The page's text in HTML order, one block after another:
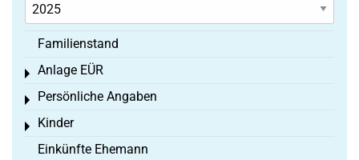
Familienstand
Anlage EÜR
Toggle menu
Persönliche Angaben
Toggle menu
Kinder
Toggle menu
Einkünfte Ehemann